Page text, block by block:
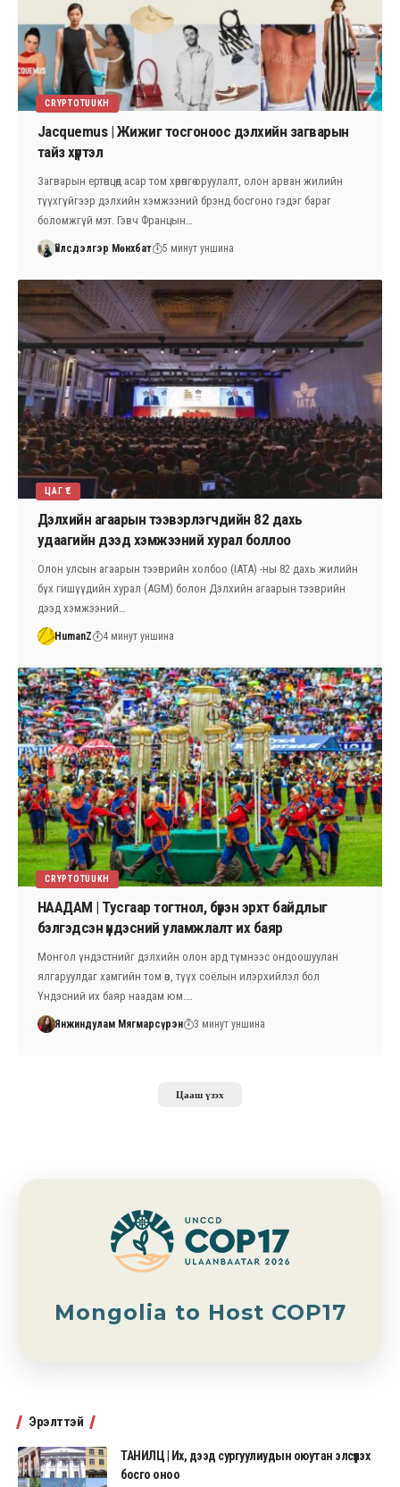
CRYPTOTUUKH
Jacquemus | Жижиг тосгоноос дэлхийн загварын
тайз хүртэл
Загварын ертөнцөд асар том хөрөнгө оруулалт, олон арван жилийн
түүхгүйгээр дэлхийн хэмжээний брэнд босгоно гэдэг бараг
боломжгүй мэт. Гэвч Францын…
Үйлсдэлгэр Мөнхбат 5 минут уншина
ЦАГ ҮЕ
Дэлхийн агаарын тээвэрлэгчдийн 82 дахь
удаагийн дээд хэмжээний хурал боллоо
Олон улсын агаарын тээврийн холбоо (IATA) -ны 82 дахь жилийн
бүх гишүүдийн хурал (AGM) болон Дэлхийн агаарын тээврийн
дээд хэмжээний…
HumanZ 4 минут уншина
CRYPTOTUUKH
НААДАМ | Тусгаар тогтнол, бүрэн эрхт байдлыг
бэлгэдсэн үндэсний уламжлалт их баяр
Монгол үндэстнийг дэлхийн олон ард түмнээс ондоошуулан
ялгаруулдаг хамгийн том өв, түүх соёлын илэрхийлэл бол
Үндэсний их баяр наадам юм.…
Янжиндулам Мягмарсүрэн 3 минут уншина
Цааш үзэх
Mongolia to Host COP17
Эрэлттэй
ТАНИЛЦ | Их, дээд сургуулиудын оюутан элсүүлэх
босго оноо